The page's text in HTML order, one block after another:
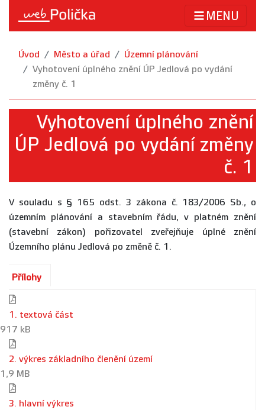
MENU
Úvod Město a úřad
Územní plánování
Vyhotovení úplného znění ÚP Jedlová po vydání
změny č. 1
Vyhotovení úplného znění
ÚP Jedlová po vydání změny
č. 1
V souladu s § 165 odst. 3 zákona č. 183/2006 Sb., o
územním plánování a stavebním řádu, v platném znění
(stavební zákon) pořizovatel zveřejňuje úplné znění
Územního plánu Jedlová po změně č. 1.
Přílohy
1. textová část
917 kB
2. výkres základního členění území
1,9 MB
3. hlavní výkres